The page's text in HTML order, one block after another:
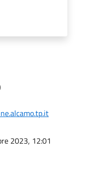
2023, 12:01